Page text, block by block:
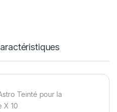
Teinté pour la
X 10